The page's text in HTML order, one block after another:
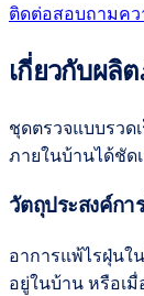
ติดต่อสอบถามค
เกี่ยวกับผลิ
ชุดตรวจแบบรวด
ภายในบ้านได้ชัด
วัตถุประสงค์กา
อาการแพ้ไรฝุ่นใ
อยู่ในบ้าน หรือเ